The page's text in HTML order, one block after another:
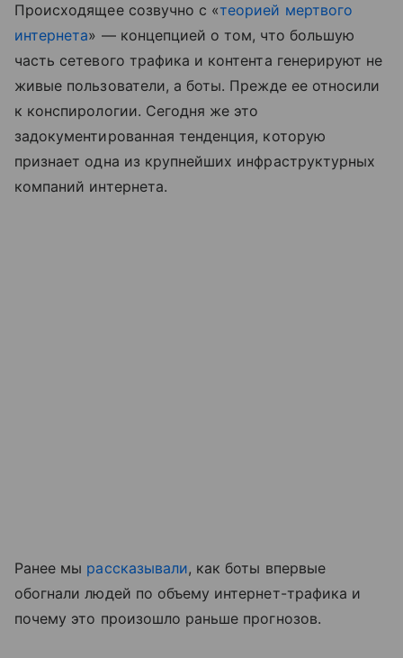
Происходящее созвучно с «теорией мертвого
интернета» — концепцией о том, что большую
часть сетевого трафика и контента генерируют не
живые пользователи, а боты. Прежде ее относили
к конспирологии. Сегодня же это
задокументированная тенденция, которую
признает одна из крупнейших инфраструктурных
компаний интернета.
Ранее мы рассказывали, как боты впервые
обогнали людей по объему интернет-трафика и
почему это произошло раньше прогнозов.